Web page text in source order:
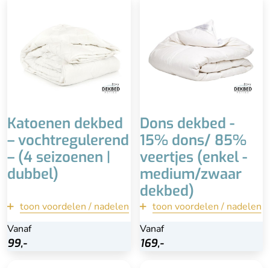
Katoenen dekbed
– vochtregulerend
– (4 seizoenen |
dubbel)
toon voordelen / nadelen
Vanaf
99,-
Kwalitatief dekbed
Voordelig & wasbaar
Isoleert iets minder dan
andere materialen
terug
Bekijk
Dons dekbed -
15% dons/ 85%
veertjes (enkel -
medium/zwaar
dekbed)
toon voordelen / nadelen
Vanaf
169,-
Uitstekende kwaliteit
Duurzaam
Downafresh keurmerk
Mindere kwaliteit dan
ganzendons
Bekijk